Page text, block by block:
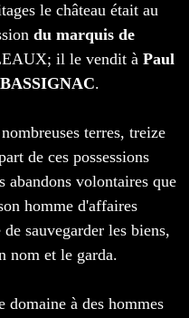
le château était au
du marquis de
il le vendit à Paul
.
terres, treize
de ces possessions
abandons volontaires que
homme d'affaires
sauvegarder les biens,
nom et le garda.
domaine à des hommes